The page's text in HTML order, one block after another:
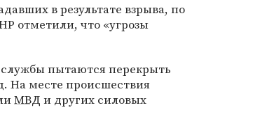
в результате взрыва, по
отметили, что «угрозы
пытаются перекрыть
На месте происшествия
МВД и других силовых